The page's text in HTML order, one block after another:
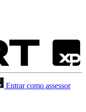
Entrar como assessor